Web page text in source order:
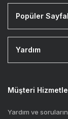
Popüler
Yardım
Müşteri
Yardım ve